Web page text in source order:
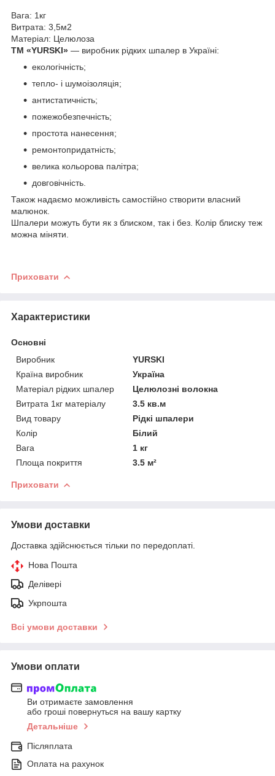
Вага: 1кг
Витрата: 3,5м2
Матеріал: Целюлоза
TM «YURSKI» — виробник рідких шпалер в Україні:
екологічність;
тепло- і шумоізоляція;
антистатичність;
пожежобезпечність;
простота нанесення;
ремонтопридатність;
велика кольорова палітра;
довговічність.
Також надаємо можливість самостійно створити власний
малюнок.
Шпалери можуть бути як з блиском, так і без. Колір блиску теж
можна міняти.
Приховати
Характеристики
Основні
Виробник
YURSKI
Країна виробник
Україна
Матеріал рідких шпалер
Целюлозні волокна
Витрата 1кг матеріалу
3.5 кв.м
Вид товару
Рідкі шпалери
Колір
Білий
Вага
1 кг
Площа покриття
3.5 м²
Приховати
Умови доставки
Доставка здійснюється тільки по передоплаті.
Нова Пошта
Делівері
Укрпошта
Всі умови доставки
Умови оплати
Ви отримаєте замовлення
або гроші повернуться на вашу картку
Детальніше
Післяплата
Оплата на рахунок